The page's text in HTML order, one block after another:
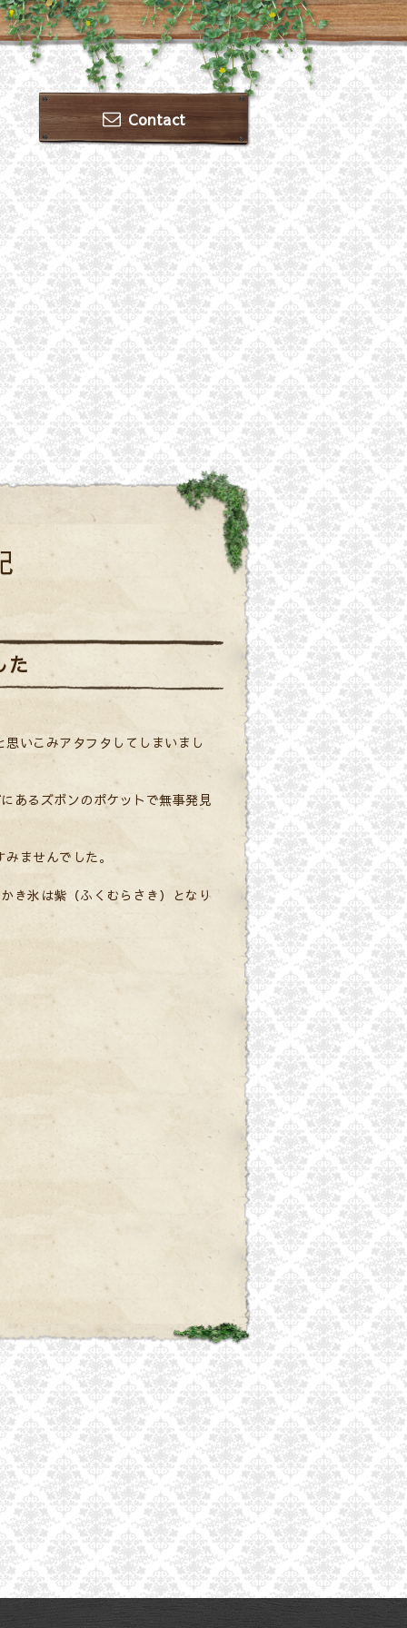
Contact
た
いこみアタフタしてしまいまし
あるズボンのポケットで無事発見
ませんでした。
き氷は紫（ふくむらさき）となり